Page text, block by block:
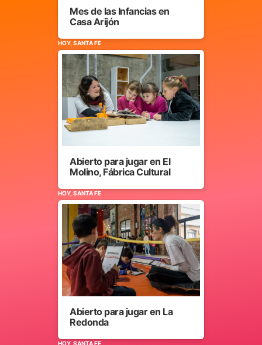
Mes de las Infancias en
Casa Arijón
HOY, SANTA FE
Abierto para jugar en El
Molino, Fábrica Cultural
HOY, SANTA FE
Abierto para jugar en La
Redonda
HOY, SANTA FE